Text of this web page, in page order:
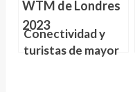
Conectividad y
turistas de mayor